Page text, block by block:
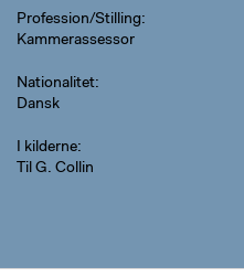
Profession/Stilling
Kammerassessor
Nationalitet
Dansk
I kilderne
Til G. Collin